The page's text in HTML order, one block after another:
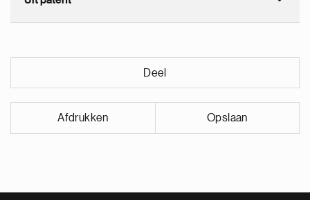
Deel
Afdrukken Opslaan